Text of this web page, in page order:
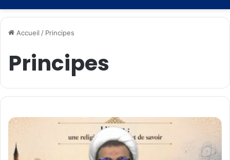
Accueil / Principes
Principes